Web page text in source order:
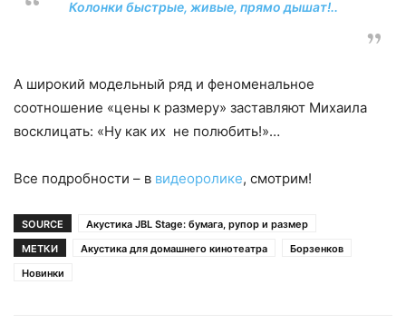
Колонки быстрые, живые, прямо дышат!..
А широкий модельный ряд и феноменальное
соотношение «цены к размеру» заставляют Михаила
восклицать: «Ну как их не полюбить!»…
Все подробности – в видеоролике, смотрим!
SOURCE
Акустика JBL Stage: бумага, рупор и размер
МЕТКИ
Акустика для домашнего кинотеатра
Борзенков
Новинки